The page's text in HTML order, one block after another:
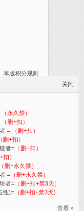
本版积分规则
关闭
（永久禁）
（删+扣）
=
（删+扣）
（删+扣）
者= （删+扣）
扣）
（删+永久禁）
= （删+永久禁）
者= （删+扣+禁3天）
性)= （删+扣+禁3天)
查看 »